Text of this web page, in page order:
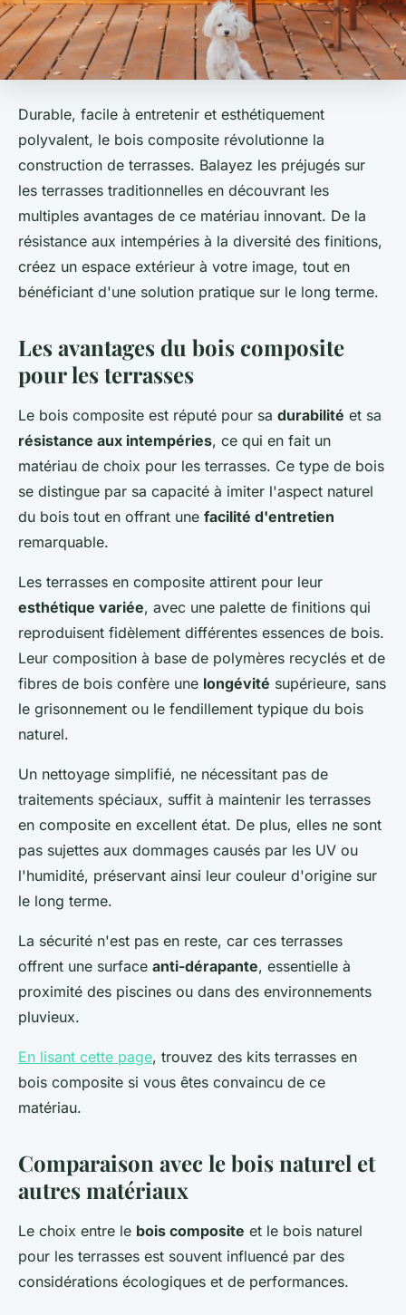
Durable, facile à entretenir et esthétiquement
polyvalent, le bois composite révolutionne la
construction de terrasses. Balayez les préjugés sur
les terrasses traditionnelles en découvrant les
multiples avantages de ce matériau innovant. De la
résistance aux intempéries à la diversité des finitions,
créez un espace extérieur à votre image, tout en
bénéficiant d'une solution pratique sur le long terme.
Les avantages du bois composite
pour les terrasses
Le bois composite est réputé pour sa durabilité et sa
résistance aux intempéries, ce qui en fait un
matériau de choix pour les terrasses. Ce type de bois
se distingue par sa capacité à imiter l'aspect naturel
du bois tout en offrant une facilité d'entretien
remarquable.
Les terrasses en composite attirent pour leur
esthétique variée, avec une palette de finitions qui
reproduisent fidèlement différentes essences de bois.
Leur composition à base de polymères recyclés et de
fibres de bois confère une longévité supérieure, sans
le grisonnement ou le fendillement typique du bois
naturel.
Un nettoyage simplifié, ne nécessitant pas de
traitements spéciaux, suffit à maintenir les terrasses
en composite en excellent état. De plus, elles ne sont
pas sujettes aux dommages causés par les UV ou
l'humidité, préservant ainsi leur couleur d'origine sur
le long terme.
La sécurité n'est pas en reste, car ces terrasses
offrent une surface anti-dérapante, essentielle à
proximité des piscines ou dans des environnements
pluvieux.
En lisant cette page, trouvez des kits terrasses en
bois composite si vous êtes convaincu de ce
matériau.
Comparaison avec le bois naturel et
autres matériaux
Le choix entre le bois composite et le bois naturel
pour les terrasses est souvent influencé par des
considérations écologiques et de performances.